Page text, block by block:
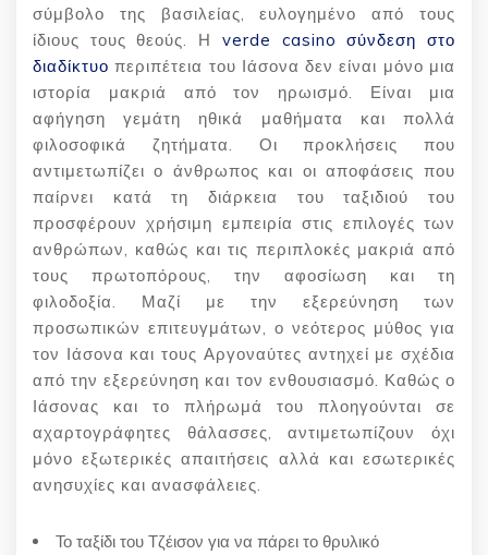
σύμβολο της βασιλείας, ευλογημένο από τους
ίδιους τους θεούς. Η verde casino σύνδεση στο
διαδίκτυο περιπέτεια του Ιάσονα δεν είναι μόνο μια
ιστορία μακριά από τον ηρωισμό. Είναι μια
αφήγηση γεμάτη ηθικά μαθήματα και πολλά
φιλοσοφικά ζητήματα. Οι προκλήσεις που
αντιμετωπίζει ο άνθρωπος και οι αποφάσεις που
παίρνει κατά τη διάρκεια του ταξιδιού του
προσφέρουν χρήσιμη εμπειρία στις επιλογές των
ανθρώπων, καθώς και τις περιπλοκές μακριά από
τους πρωτοπόρους, την αφοσίωση και τη
φιλοδοξία. Μαζί με την εξερεύνηση των
προσωπικών επιτευγμάτων, ο νεότερος μύθος για
τον Ιάσονα και τους Αργοναύτες αντηχεί με σχέδια
από την εξερεύνηση και τον ενθουσιασμό. Καθώς ο
Ιάσονας και το πλήρωμά του πλοηγούνται σε
αχαρτογράφητες θάλασσες, αντιμετωπίζουν όχι
μόνο εξωτερικές απαιτήσεις αλλά και εσωτερικές
ανησυχίες και ανασφάλειες.
Το ταξίδι του Τζέισον για να πάρει το θρυλικό